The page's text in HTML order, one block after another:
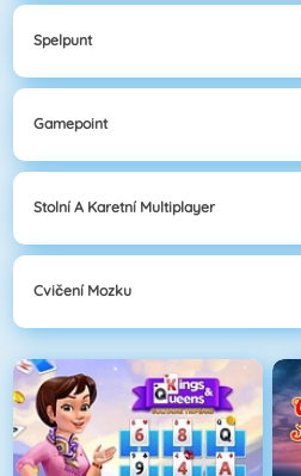
Spelpunt
Gamepoint
Stolní A Karetní Multiplayer
Cvičení Mozku